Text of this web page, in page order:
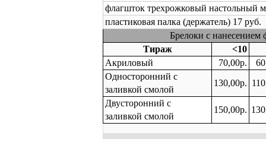
флагшток трехрожковый настольный
пластиковая палка (держатель) 17 руб.
Брелоки с
Тираж
<10
Акриловый
70,00р.
Односторонний с
заливкой смолой
130,00р.
Двусторонний с
заливкой смолой
150,00р.